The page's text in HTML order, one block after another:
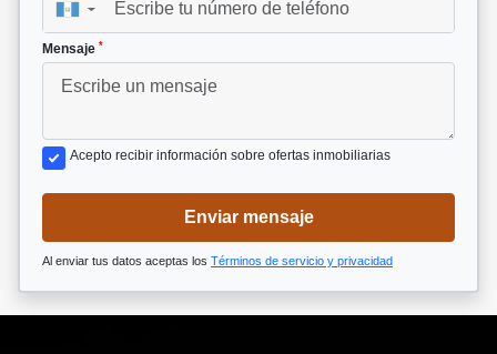
▼
Mensaje *
Acepto recibir información sobre ofertas inmobiliarias
Enviar mensaje
Al enviar tus datos aceptas los Términos de servicio y privacidad